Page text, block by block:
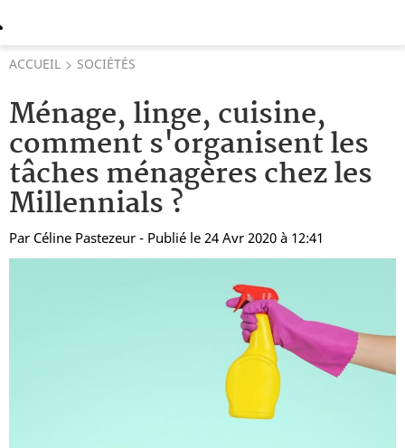
ACCUEIL SOCIÉTÉS
Ménage, linge, cuisine,
comment s'organisent les
tâches ménagères chez les
Millennials ?
Par Céline Pastezeur - Publié le 24 Avr 2020 à 12:41